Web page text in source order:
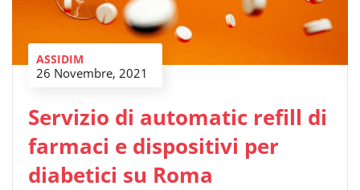
ASSIDIM
26 Novembre, 2021
Servizio di automatic refill di
farmaci e dispositivi per
diabetici su Roma